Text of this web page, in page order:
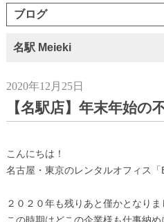
ブログ
名駅 Meieki
2020年12月25日
【名駅店】年末年始
こんにちは！
名古屋・東京のレンタルオフィス
２０２０年も残りあと僅かとなりま